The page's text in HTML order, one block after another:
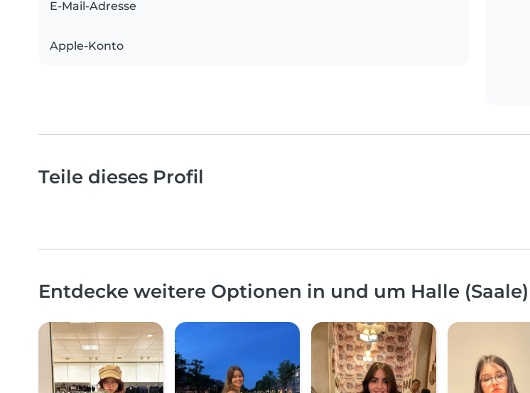
E-Mail-Adresse
Apple-Konto
Teile dieses Profil
Entdecke weitere Optionen in und um Halle (Saale)